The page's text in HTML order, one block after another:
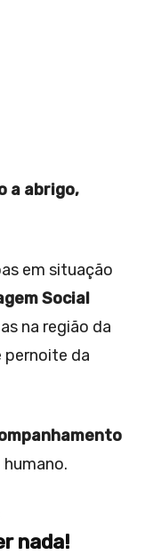
a abrigo,
em situação
Social
na região da
pernoite da
nada!